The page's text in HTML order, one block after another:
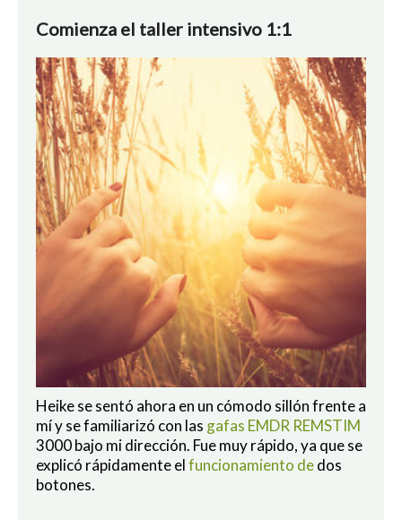
Comienza el taller intensivo 1:1
Heike se sentó ahora en un cómodo sillón frente a
mí y se familiarizó con las gafas EMDR REMSTIM
3000 bajo mi dirección. Fue muy rápido, ya que se
explicó rápidamente elfuncionamiento dedos
botones.